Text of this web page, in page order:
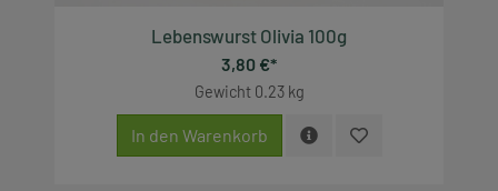
Lebenswurst Olivia 100g
3,80 €*
Gewicht 0.23 kg
In den Warenkorb